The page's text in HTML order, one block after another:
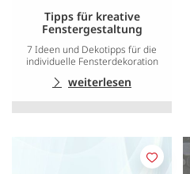
Tipps für kreative
Fenstergestaltung
7 Ideen und Dekotipps für die
individuelle Fensterdekoration
weiterlesen
Merken